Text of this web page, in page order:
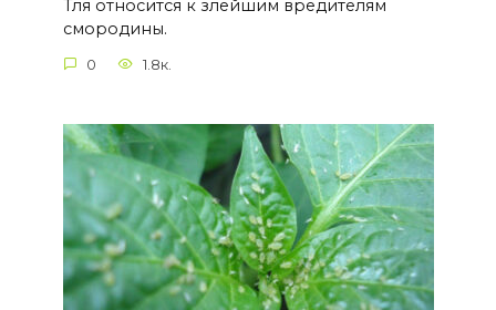
Тля относится к злейшим вредителям
смородины.
0 1.8к.